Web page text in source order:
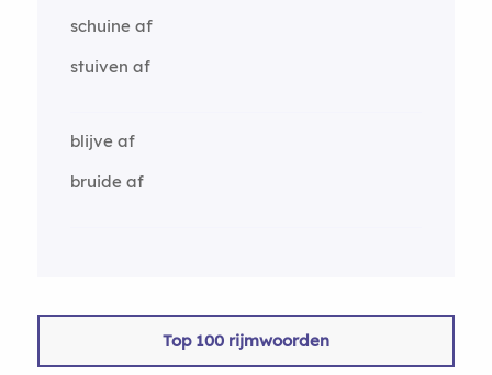
schuine af
stuiven af
blijve af
bruide af
Top 100 rijmwoorden